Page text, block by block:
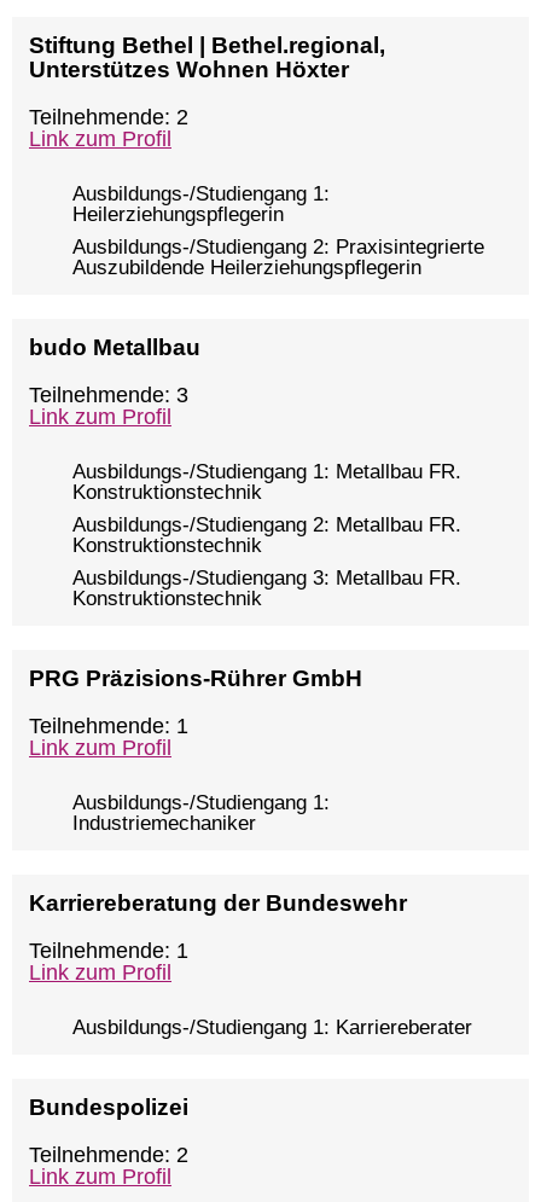
Stiftung Bethel | Bethel.regional,
Unterstützes Wohnen Höxter
Teilnehmende: 2
Link zum Profil
Ausbildungs-/Studiengang 1:
Heilerziehungspflegerin
Ausbildungs-/Studiengang 2: Praxisintegrierte
Auszubildende Heilerziehungspflegerin
budo Metallbau
Teilnehmende: 3
Link zum Profil
Ausbildungs-/Studiengang 1: Metallbau FR.
Konstruktionstechnik
Ausbildungs-/Studiengang 2: Metallbau FR.
Konstruktionstechnik
Ausbildungs-/Studiengang 3: Metallbau FR.
Konstruktionstechnik
PRG Präzisions-Rührer GmbH
Teilnehmende: 1
Link zum Profil
Ausbildungs-/Studiengang 1:
Industriemechaniker
Karriereberatung der Bundeswehr
Teilnehmende: 1
Link zum Profil
Ausbildungs-/Studiengang 1: Karriereberater
Bundespolizei
Teilnehmende: 2
Link zum Profil